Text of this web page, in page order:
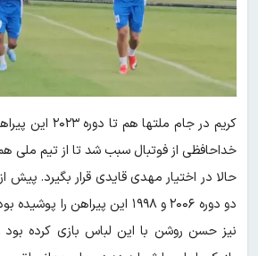
کریم در جام
خداحافظی از فوتبال سبب شد تا از تیم ملی هم
حالا در اختیار مهدی قایدی قرار بگیرد. پیش
نیز حسن روشن با این لباس بازی کرده بود